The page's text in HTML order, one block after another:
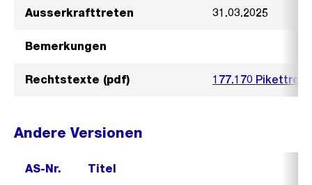
Ausserkrafttreten 31.03.2025
Bemerkungen
Rechtstexte (pdf) 177.170
Andere Versionen
AS-Nr. Titel